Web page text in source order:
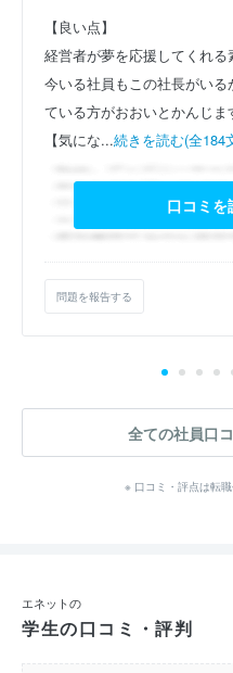
【良い点】
経営者が夢を応援してくれる
今いる社員もこの社長がい
ている方がおおいとかんじま
【気にな...続きを読む(全184
口コミを
問題を報告する
全ての社員口
※ 口コミ・評点は転職
エネットの
学生の口コミ・評判